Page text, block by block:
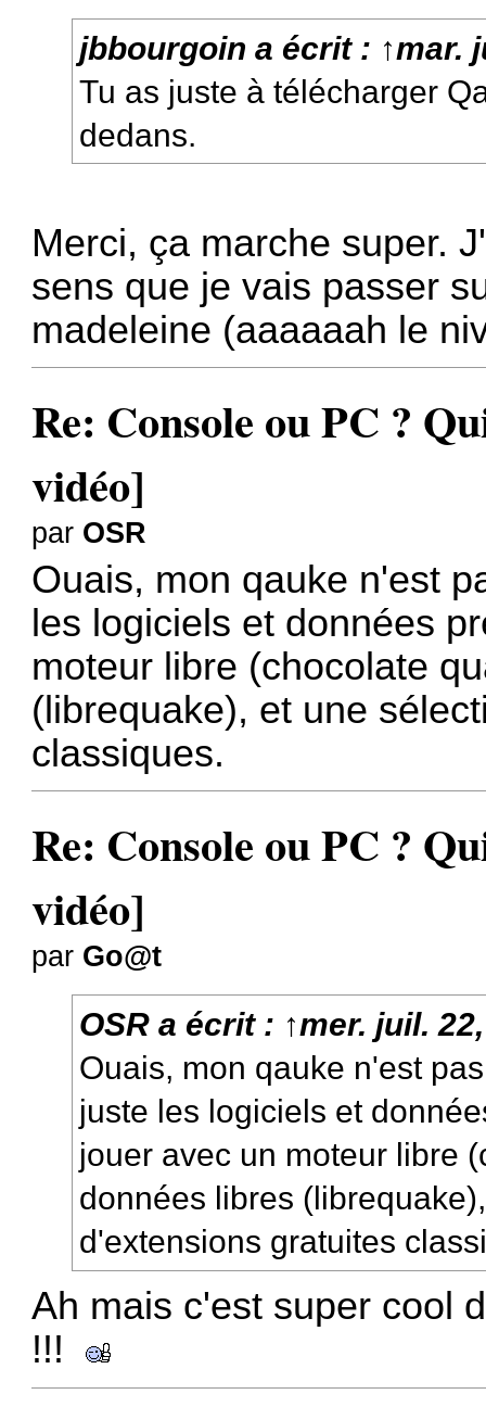
jbbourgoin a écrit : ↑mar.
Tu as juste à télécharger
dedans.
Merci, ça marche super.
sens que je vais passer
madeleine (aaaaaah le
Re: Console ou PC ?
vidéo]
par OSR
Ouais, mon qauke n'est
les logiciels et données
moteur libre (chocolate
(librequake), et une
classiques.
Re: Console ou PC ?
vidéo]
par Go@t
OSR a écrit : ↑mer. juil.
Ouais, mon qauke n'est
juste les logiciels et
jouer avec un moteur libre
données libres
d'extensions gratuites
Ah mais c'est super cool
!!!